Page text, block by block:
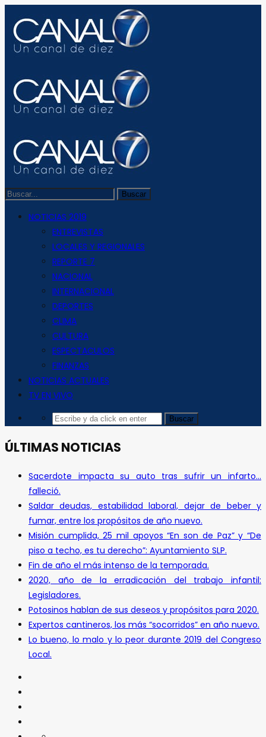
NOTICIAS 2019
ENTREVISTAS
LOCALES Y REGIONALES
REPORTE 7
NACIONAL
INTERNACIONAL
DEPORTES
CLIMA
CULTURA
ESPECTACULOS
FINANZAS
NOTICIAS ACTUALES
TV EN VIVO
ÚLTIMAS NOTICIAS
Sacerdote impacta su auto tras sufrir un infarto…
falleció.
Saldar deudas, estabilidad laboral, dejar de beber y
fumar, entre los propósitos de año nuevo.
Misión cumplida, 25 mil apoyos “En son de Paz” y “De
piso a techo, es tu derecho”: Ayuntamiento SLP.
Fin de año el más intenso de la temporada.
2020, año de la erradicación del trabajo infantil:
Legisladores.
Potosinos hablan de sus deseos y propósitos para 2020.
Expertos cantineros, los más “socorridos” en año nuevo.
Lo bueno, lo malo y lo peor durante 2019 del Congreso
Local.